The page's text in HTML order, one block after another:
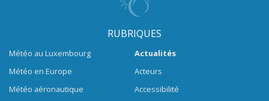
RUBRIQUES
Météo au Luxembourg
Météo en Europe
Météo aéronautique
Actualités
Acteurs
Accessibilité